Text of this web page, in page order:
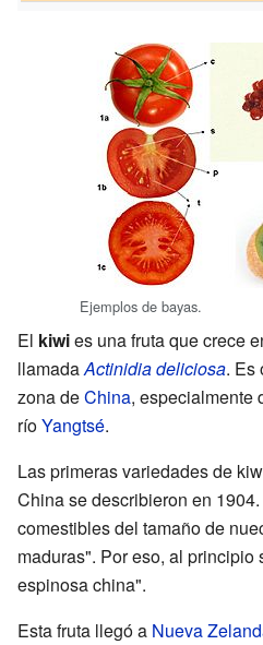
Ejemplos de bayas.
El kiwies una fruta que crece
llamadaActinidia deliciosa. Es
zona deChina, especialmente
ríoYangtsé.
Las primeras variedades de
China se describieron en
comestibles del tamaño de
maduras". Por eso, al
espinosa china".
Esta fruta llegó a Nueva